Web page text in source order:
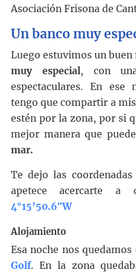
Asociación Frisona de
Un banco muy
Luego estuvimos un buen
muy especial, con
espectaculares. En
tengo que compartir a
estén por la zona, por si
mejor manera que
mar.
Te dejo las
apetece acercarte a
4°15’50.6″W
Alojamiento
Esa noche nos
Golf. En la zona